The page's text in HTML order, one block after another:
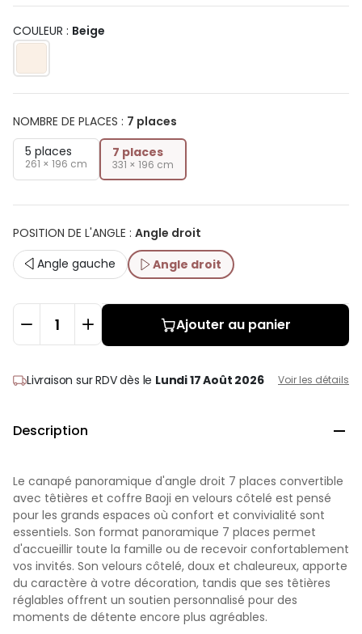
COULEUR : Beige
NOMBRE DE PLACES : 7 places
5 places
261 × 196 cm
7 places
331 × 196 cm
POSITION DE L'ANGLE : Angle droit
Angle gauche
Angle droit
Ajouter au panier
Livraison sur RDVdès le Lundi 17 Août 2026 Voir les détails
Description 
Le canapé panoramique d'angle droit 7 places convertible
avec têtières et coffre Baoji en velours côtelé est pensé
pour les grands espaces où confort et convivialité sont
essentiels. Son format panoramique 7 places permet
d'accueillir toute la famille ou de recevoir confortablement
vos invités. Son velours côtelé, doux et chaleureux, apporte
du caractère à votre décoration, tandis que ses têtières
réglables offrent un soutien personnalisé pour des
moments de détente encore plus agréables.